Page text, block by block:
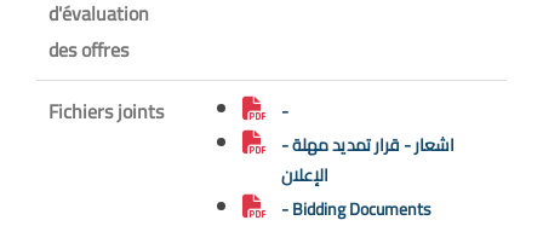
d'évaluation
des offres
Fichiers joints
-
- اشعار - قرار تمديد مهلة
الإعلان
- Bidding Documents